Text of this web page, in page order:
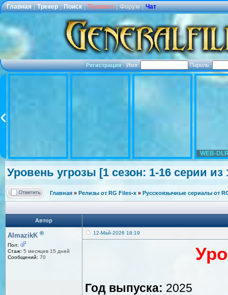
Главная | Трекер | Поиск | Правила | Форум | Чат
Регистрация·Имя: Пароль:
WEB-
Уровень угрозы [1 сезон: 1-16 серии из
Главная » Релизы от RG Files-x » Русскоязычные сериалы от
Автор
AlmazikK ®
Пол:
Стаж: 5 месяцев 15 дней
Сообщений: 70
12-Май-2026 18:19
Год выпуска: 2025